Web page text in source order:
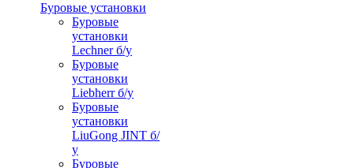
Буровые установки
Буровые
установки
Lechner б/у
Буровые
установки
Liebherr б/у
Буровые
установки
LiuGong JINT б/
у
Буровые